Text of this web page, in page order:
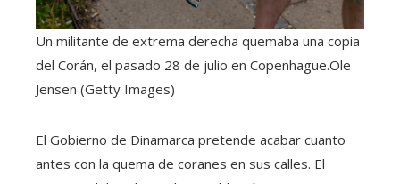
Un militante de extrema derecha quemaba una copia
del Corán, el pasado 28 de julio en Copenhague.Ole
Jensen (Getty Images)
El Gobierno de Dinamarca pretende acabar cuanto
antes con la quema de coranes en sus calles. El